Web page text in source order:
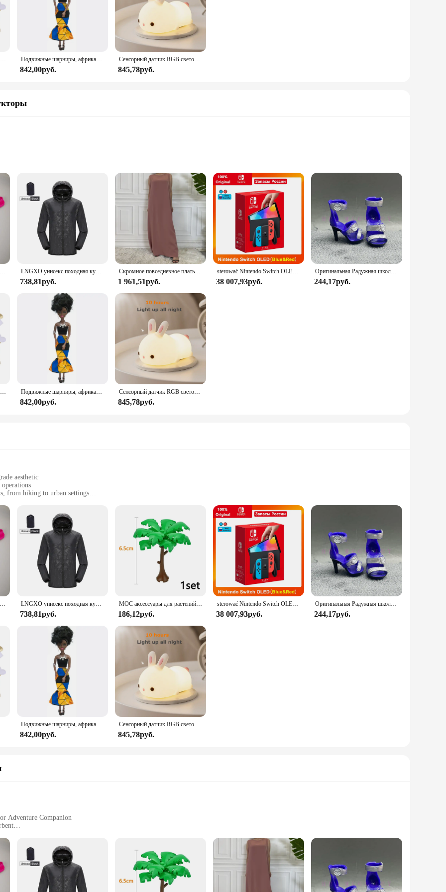
100 шт., 35 мм, романтическая губка, атласная ткань, лепестки в форме сердца, свадебные конфетти, настольная кровать, лепестки в форме сердца, свадебное украшение на день Святого Валентина Подвижные шарниры, африканская черная кукла для американских кукол, аксессуары, тело Nudy с одеждой для Барби, игрушка для девочки, ролевая детская игрушка, подарок
842,00руб.
Сенсорный датчик RGB светодиодный ночник с кроликом, 16 цветов, USB перезаряжаемая силиконовая лампа в виде кролика для детей, детские игрушки, подарок на фестиваль
845,78руб.
with Lightweight Construction
of rugged elegance. Designed for the modern adventurer, this watch features a durable polycarbonate case that withstands the
make it a standout accessory, perfect for those who value both functionality and style. The robust 50mm diameter ensures a bold
all-day comfort.
its water-resistant capability up to 50 meters, you can rely on it in various environments, from the office to the great outdoors. The
while ensuring durability. Whether you're hiking, camping, or simply navigating through your day, the Bianyar Men Tactical Watch is your
lifestyle of modern men. Its versatile design makes it suitable for a range of scenarios, from casual outings to intense sports activities.
makes it an excellent choice for retailers looking to stock a reliable and stylish timepiece. Whether you're setting up a new store or
a must-have for anyone seeking a blend of functionality and fashion.
Крутое Мужское нижнее белье с пуговицами, сексуальное эротическое нижнее белье для мужчин, стринги для геев, Размеры M L XL LNGXO унисекс походная куртка для мужчин и женщин водонепроницаемая быстросохнущая ветровка для кемпинга треккинговая рыбалка дождевик уличная анти-УФ-одежда
738,81руб.
Скромное повседневное платье Abaya Femme, универсальное внутреннее платье без рукавов, мусульманское платье для женщин, халат макси, кафтан, марокканская исламская одежда
1 961,51руб.
sterować Nintendo Switch OLED-модель, белый набор, 7-дюймовый цветной экран, ручка Joy Con, улучшенная аудиорегулируема консоль, стабильный режим телевизора
38 007,93руб.
Оригинальная Радужная школьная кукла, можно выбрать обувь, каблук, сапоги, игрушки для девочек «сделай сам»
244,17руб.
100 шт., 35 мм, романтическая губка, атласная ткань, лепестки в форме сердца, свадебные конфетти, настольная кровать, лепестки в форме сердца, свадебное украшение на день Святого Валентина Подвижные шарниры, африканская черная кукла для американских кукол, аксессуары, тело Nudy с одеждой для Барби, игрушка для девочки, ролевая детская игрушка, подарок
842,00руб.
Сенсорный датчик RGB светодиодный ночник с кроликом, 16 цветов, USB перезаряжаемая силиконовая лампа в виде кролика для детей, детские игрушки, подарок на фестиваль
845,78руб.
aesthetic
from hiking to urban settings
quartz movement
functionality. Crafted from high-grade stainless steel, this watch withstands the rigors of outdoor adventures and tactical operations.
that it remains a reliable companion for any scenario. The watch's tactical style is not just about looks; it's designed to withstand the
conditions.
navigating through the urban jungle or embarking on a treacherous hike, the watch's versatility shines. Its robust dimensions and
from everyday wear to specialized operations. The watch's adaptability extends to its compatibility with various environments,
it's a statement of reliability. The quartz movement ensures precise timekeeping, so you're always on schedule. The watch's design is not
tool for those who value both style and performance. Whether you're a professional in the field or an adventure enthusiast, this watch
Крутое Мужское нижнее белье с пуговицами, сексуальное эротическое нижнее белье для мужчин, стринги для геев, Размеры M L XL LNGXO унисекс походная куртка для мужчин и женщин водонепроницаемая быстросохнущая ветровка для кемпинга треккинговая рыбалка дождевик уличная анти-УФ-одежда
738,81руб.
MOC аксессуары для растений, кирпичи 3471 2435 6064 3778, городской дом, деревья, сосна, колючая кущ, зеленая трава, военные строительные кирпичи, игрушки
186,12руб.
sterować Nintendo Switch OLED-модель, белый набор, 7-дюймовый цветной экран, ручка Joy Con, улучшенная аудиорегулируема консоль, стабильный режим телевизора
38 007,93руб.
Оригинальная Радужная школьная кукла, можно выбрать обувь, каблук, сапоги, игрушки для девочек «сделай сам»
244,17руб.
100 шт., 35 мм, романтическая губка, атласная ткань, лепестки в форме сердца, свадебные конфетти, настольная кровать, лепестки в форме сердца, свадебное украшение на день Святого Валентина Подвижные шарниры, африканская черная кукла для американских кукол, аксессуары, тело Nudy с одеждой для Барби, игрушка для девочки, ролевая детская игрушка, подарок
842,00руб.
Сенсорный датчик RGB светодиодный ночник с кроликом, 16 цветов, USB перезаряжаемая силиконовая лампа в виде кролика для детей, детские игрушки, подарок на фестиваль
845,78руб.
Adventure Companion
Wear
and functionality. Crafted from high-grade stainless steel, this timepiece is built to withstand the rigors of outdoor adventures and